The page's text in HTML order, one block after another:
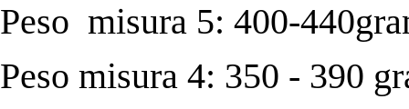
Peso misura 5: 400-
Peso misura 4: 350 - 390